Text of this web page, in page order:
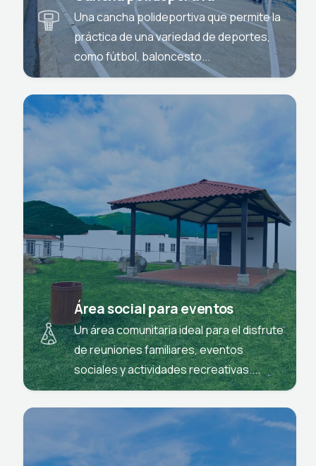
Una cancha polideportiva que permite la
práctica de una variedad de deportes,
como fútbol, baloncesto...
Área social para eventos
Un área comunitaria ideal para el disfrute
de reuniones familiares, eventos
sociales y actividades recreativas....